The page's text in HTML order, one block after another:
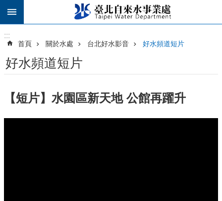
跳到主要內容區塊
:::
首頁 關於水處 台北好水影音 好水頻道短片
好水頻道短片
【短片】水園區新天地 公館再躍升